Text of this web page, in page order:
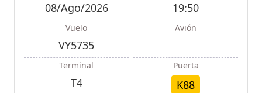
08/Ago/2026 19:50
Vuelo
VY5735
Avión
Terminal
T4
Puerta
K88